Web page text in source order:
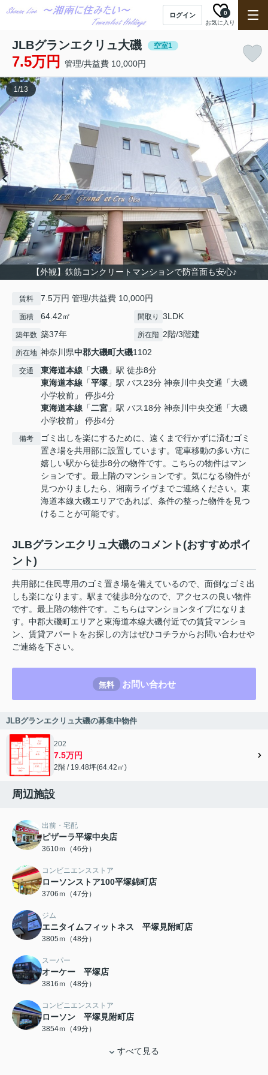
ログイン
お気に入り
0
JLBグランエクリュ大磯 空室1
7.5万円 管理/共益費 10,000円
【外観】鉄筋コンクリートマンションで防音面も安心♪
1/13
賃料 7.5万円 管理/共益費 10,000円
面積 64.42㎡ 間取り 3LDK
築年数 築37年 所在階 2階/3階建
所在地 神奈川県中郡大磯町大磯1102
交通 東海道本線 「大磯 」駅 徒歩8分
東海道本線 「平塚 」駅 バス23分 神奈川中央交通「大磯
小学校前」 停歩4分
東海道本線 「二宮 」駅 バス18分 神奈川中央交通「大磯
小学校前」 停歩4分
備考
ゴミ出しを楽にするために、遠くまで行かずに済むゴミ
置き場を共用部に設置しています。電車移動の多い方に
嬉しい駅から徒歩8分の物件です。こちらの物件はマン
ションです。最上階のマンションです。気になる物件が
見つかりましたら、湘南ライヴまでご連絡ください。東
海道本線大磯エリアであれば、条件の整った物件を見つ
けることが可能です。
JLBグランエクリュ大磯のコメント(おすすめポイ
ント)
共用部に住民専用のゴミ置き場を備えているので、面倒なゴミ出
しも楽になります。駅まで徒歩8分なので、アクセスの良い物件
です。最上階の物件です。こちらはマンションタイプになりま
す。中郡大磯町エリアと東海道本線大磯付近での賃貸マンショ
ン、賃貸アパートをお探しの方はぜひコチラからお問い合わせや
ご連絡を下さい。
無料 お問い合わせ
JLBグランエクリュ大磯の募集中物件
202
7.5万円
2階 / 19.48坪(64.42㎡)
周辺施設
出前・宅配
ピザーラ平塚中央店
3610ｍ（46分）
コンビニエンスストア
ローソンストア100平塚錦町店
3706ｍ（47分）
ジム
エニタイムフィットネス 平塚見附町店
3805ｍ（48分）
スーパー
オーケー 平塚店
3816ｍ（48分）
コンビニエンスストア
ローソン 平塚見附町店
3854ｍ（49分）
すべて見る